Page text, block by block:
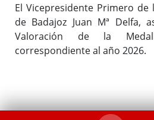
El Vicepresidente Primero
de Badajoz Juan Mª Delfa,
Valoración de la
correspondiente al año 2026.